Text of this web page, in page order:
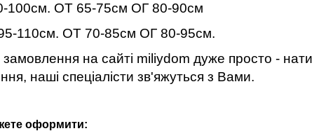
100см. ОТ 65-75см ОГ 80-90см
110см. ОТ 70-85см ОГ 80-95см.
на сайті miliydom дуже просто -
наші спеціалісти зв'яжуться з Вами.
оформити: